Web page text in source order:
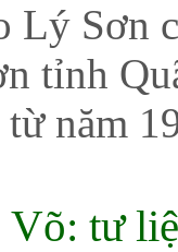
tỉnh
năm
Võ: tư